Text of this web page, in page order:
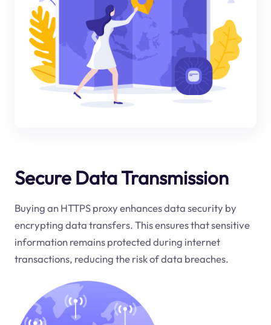
Secure Data Transmission
Buying an HTTPS proxy enhances data security by
encrypting data transfers. This ensures that sensitive
information remains protected during internet
transactions, reducing the risk of data breaches.